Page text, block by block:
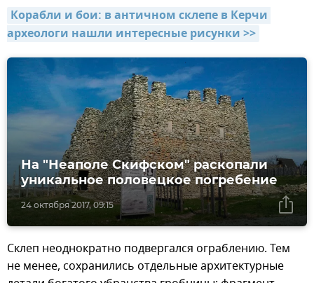
Корабли и бои: в античном склепе в Керчи
археологи нашли интересные рисунки >>
24 октября 2017, 09:15
На "Неаполе Скифском" раскопали
уникальное половецкое погребение
Склеп неоднократно подвергался ограблению. Тем
не менее, сохранились отдельные архитектурные